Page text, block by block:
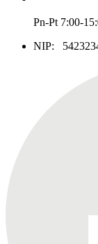
Pn-Pt 7:00-
NIP: